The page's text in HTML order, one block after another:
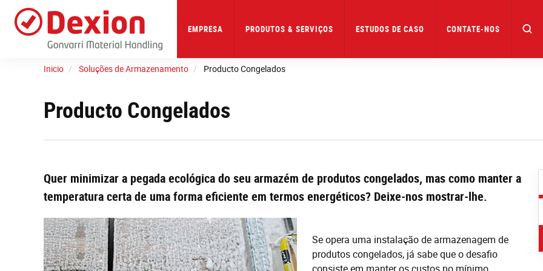
main
EMPRESA PRODUTOS & SERVIÇOS ESTUDOS DE CASO CONTATE-NOS
Inicio Soluções de Armazenamento Producto Congelados
Producto Congelados
Quer minimizar a pegada ecológica do seu armazém de produtos congelados, mas como manter a
temperatura certa de uma forma eficiente em termos energéticos? Deixe-nos mostrar-lhe.
Se opera uma instalação de armazenagem de
produtos congelados, já sabe que o desafio